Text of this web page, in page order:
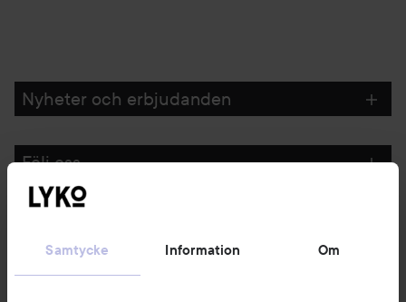
Samtycke Information Om
Nyheter och erbjudanden
Följ oss